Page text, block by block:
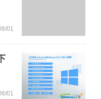
级
01
01